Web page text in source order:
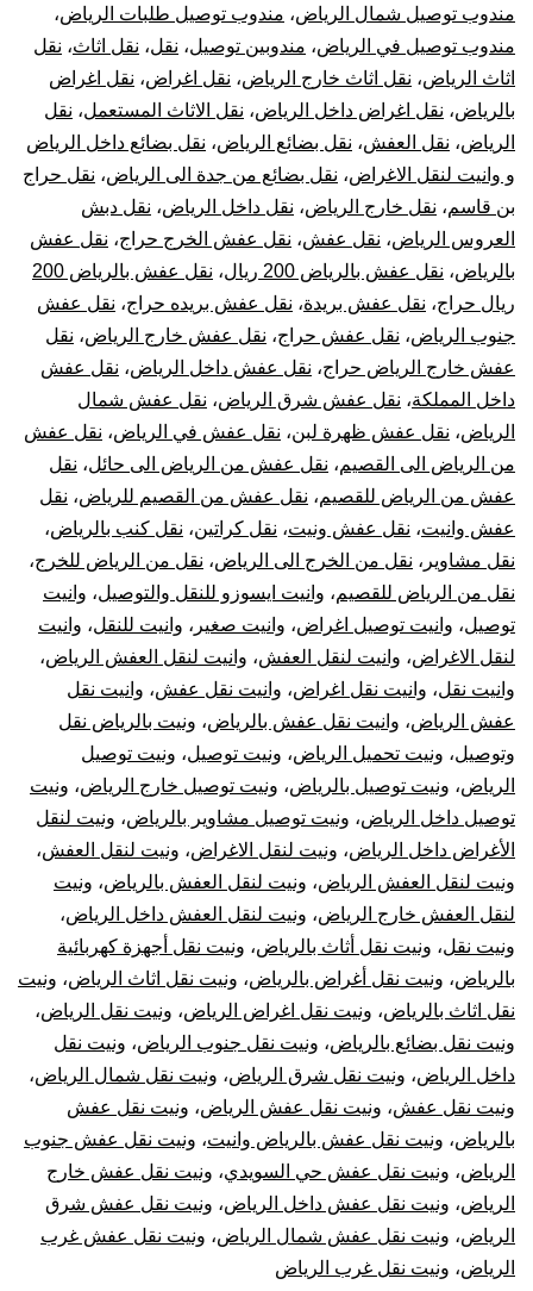
مندوب توصيل شمال الرياض، مندوب توصيل طلبات الرياض،
مندوب توصيل في الرياض، مندوبين توصيل، نقل، نقل اثاث، نقل
اثاث الرياض، نقل اثاث خارج الرياض، نقل اغراض، نقل اغراض
بالرياض، نقل اغراض داخل الرياض، نقل الاثاث المستعمل، نقل
الرياض، نقل العفش، نقل بضائع الرياض، نقل بضائع داخل الرياض
و وانيت لنقل الاغراض، نقل بضائع من جدة الى الرياض، نقل حراج
بن قاسم، نقل خارج الرياض، نقل داخل الرياض، نقل دبش
العروس الرياض، نقل عفش، نقل عفش الخرج حراج، نقل عفش
بالرياض، نقل عفش بالرياض 200 ريال ،
نقل عفش بالرياض 200
ريال حراج، نقل عفش بريدة، نقل عفش بريده حراج، نقل عفش
جنوب الرياض، نقل عفش حراج، نقل عفش خارج الرياض، نقل
عفش خارج الرياض حراج، نقل عفش داخل الرياض، نقل عفش
داخل المملكة، نقل عفش شرق الرياض، نقل عفش شمال
الرياض، نقل عفش ظهرة لبن، نقل عفش في الرياض، نقل عفش
من الرياض الى القصيم، نقل عفش من الرياض الى حائل، نقل
عفش من الرياض للقصيم، نقل عفش من القصيم للرياض، نقل
عفش وانيت، نقل عفش ونيت، نقل كراتين، نقل كنب بالرياض،
نقل مشاوير ، نقل من الخرج الى الرياض، نقل من الرياض للخرج،
نقل من الرياض للقصيم، وانيت ايسوزو للنقل والتوصيل، وانيت
توصيل، وانيت توصيل اغراض، وانيت صغير ، وانيت للنقل، وانيت
لنقل الاغراض، وانيت لنقل العفش، وانيت لنقل العفش الرياض،
وانيت نقل، وانيت نقل اغراض، وانيت نقل عفش، وانيت نقل
عفش الرياض، وانيت نقل عفش بالرياض، ونيت بالرياض نقل
وتوصيل، ونيت تحميل الرياض، ونيت توصيل، ونيت توصيل
الرياض، ونيت توصيل بالرياض، ونيت توصيل خارج الرياض، ونيت
توصيل داخل الرياض، ونيت توصيل مشاوير بالرياض، ونيت لنقل
الأغراض داخل الرياض، ونيت لنقل الاغراض، ونيت لنقل العفش،
ونيت لنقل العفش الرياض، ونيت لنقل العفش بالرياض، ونيت
لنقل العفش خارج الرياض، ونيت لنقل العفش داخل الرياض،
ونيت نقل، ونيت نقل أثاث بالرياض، ونيت نقل أجهزة كهربائية
بالرياض، ونيت نقل أغراض بالرياض، ونيت نقل اثاث الرياض، ونيت
نقل اثاث بالرياض، ونيت نقل اغراض الرياض، ونيت نقل الرياض،
ونيت نقل بضائع بالرياض، ونيت نقل جنوب الرياض، ونيت نقل
داخل الرياض، ونيت نقل شرق الرياض، ونيت نقل شمال الرياض،
ونيت نقل عفش، ونيت نقل عفش الرياض، ونيت نقل عفش
بالرياض، ونيت نقل عفش بالرياض وانيت، ونيت نقل عفش جنوب
الرياض، ونيت نقل عفش حي السويدي، ونيت نقل عفش خارج
الرياض، ونيت نقل عفش داخل الرياض، ونيت نقل عفش شرق
الرياض، ونيت نقل عفش شمال الرياض، ونيت نقل عفش غرب
الرياض، ونيت نقل غرب الرياض